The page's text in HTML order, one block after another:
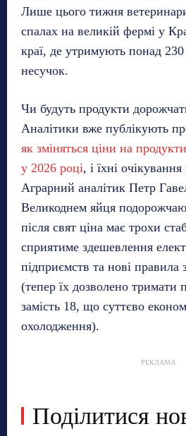
Лише цього тижня
спалах на великій фермі у
краї, де утримують понад
несучок.
Чи будуть продукти
Аналітики вже публікують
як зміняться ціни на
у 2026 році, і їхні очікування
Аграрний аналітик Петр
Великоднем яйця
після свят ціна має трохи
сприятиме здешевлення
підприємств та нові правила
(тепер їх дозволено тримати
замість 18, що суттєво
охолодження).
РЕКЛАМА
Поділитися